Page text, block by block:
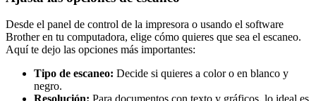
Desde el panel de control de la impresora o usando el software
Brother en tu computadora, elige cómo quieres que sea el escaneo.
Aquí te dejo las opciones más importantes:
Tipo de escaneo: Decide si quieres a color o en blanco y
negro.